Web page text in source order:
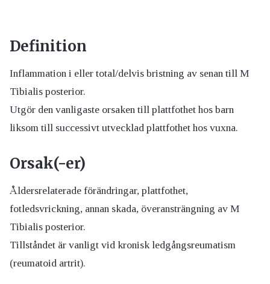
Definition
Inflammation i eller total/delvis bristning av senan till M
Tibialis posterior.
Utgör den vanligaste orsaken till plattfothet hos barn
liksom till successivt utvecklad plattfothet hos vuxna.
Orsak(-er)
Åldersrelaterade förändringar, plattfothet,
fotledsvrickning, annan skada, överansträngning av M
Tibialis posterior.
Tillståndet är vanligt vid kronisk ledgångsreumatism
(reumatoid artrit).